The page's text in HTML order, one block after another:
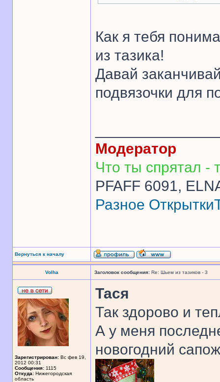
Как я тебя
из тазика!
Давай
подвязочки для
Модератор
Что ты спрятал -
PFAFF 6091,
Разное Открытки
Вернуться к началу
Volha Заголовок сообщения: Re: Шьем из тазиков - 3
Зарегистрирован: Вс фев 19,
2012 00:31
Сообщения: 1115
Откуда: Нижегородская
область
Тася
Так здорово и
А у меня
новогодний